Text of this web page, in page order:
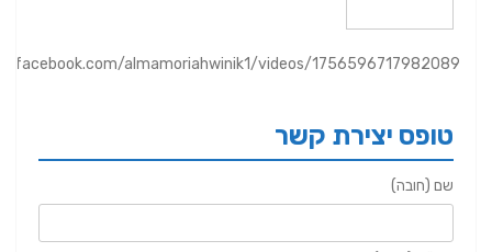
almamoriahwinik1/videos/1756596717982089/
טופס יצירת קשר
שם (חובה)